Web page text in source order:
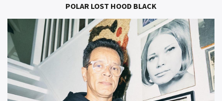
POLAR LOST HOOD BLACK